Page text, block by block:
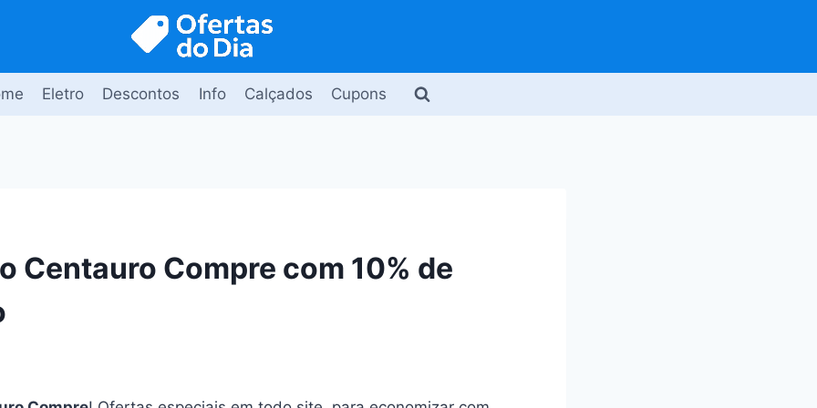
Eletro Descontos Info Calçados Cupons
Centauro Compre com 10% de